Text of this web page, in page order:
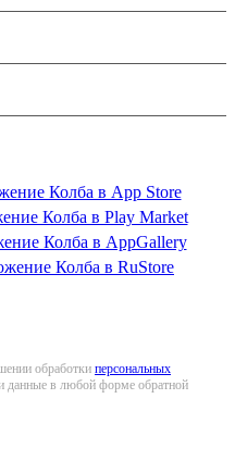
обработки персональных
данные в любой форме обратной